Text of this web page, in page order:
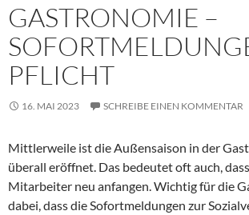
GASTRONOMIE –
PFLICHT
16. MAI 2023 SCHREIBE EINEN KOMMENTAR
Mittlerweile ist die Außensaison in der
überall eröffnet. Das bedeutet oft auch,
Mitarbeiter neu anfangen. Wichtig für die
dabei, dass die Sofortmeldungen zur